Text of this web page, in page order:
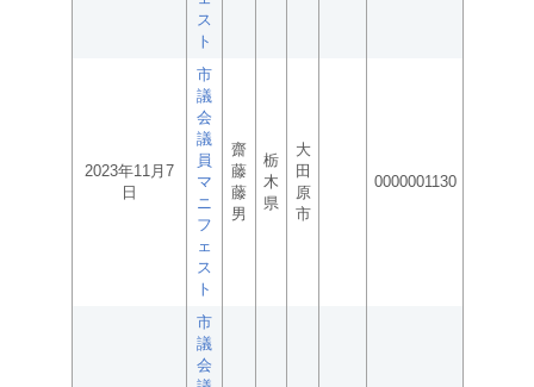
ス
ト
2023年11月7
日
市
議
会
議
員
マ
ニ
フ
ェ
ス
ト
齋
藤
藤
男
栃
木
県
大
田
原
市
0000001130
市
議
会